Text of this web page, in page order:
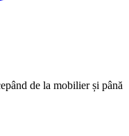
de la mobilier și până